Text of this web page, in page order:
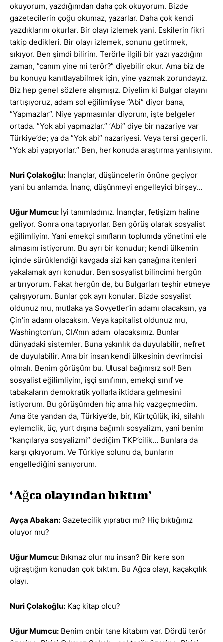
okuyorum, yazdığımdan daha çok okuyorum. Bizde
gazetecilerin çoğu okumaz, yazarlar. Daha çok kendi
yazdıklarını okurlar. Bir olayı izlemek yani. Eskilerin fikri
takip dedikleri. Bir olayı izlemek, sonunu getirmek,
sıkıyor. Ben şimdi bilirim. Terörle ilgili bir yazı yazdığım
zaman, ”canım yine mi terör?” diyebilir okur. Ama biz de
bu konuyu kanıtlayabilmek için, yine yazmak zorundayız.
Biz hep genel sözlere alışmışız. Diyelim ki Bulgar olayını
tartışıyoruz, adam sol eğilimliyse ”Abi” diyor bana,
”Yapmazlar”. Niye yapmasınlar diyorum, işte belgeler
ortada. ”Yok abi yapmazlar.” ”Abi” diye bir nazariye var
Türkiye’de; ya da ”Yok abi” nazariyesi. Veya tersi geçerli.
”Yok abi yapıyorlar.” Ben, her konuda araştırma yanlısıyım.
Nuri Çolakoğlu: İnançlar, düşüncelerin önüne geçiyor
yani bu anlamda. İnanç, düşünmeyi engelleyici birşey…
Uğur Mumcu: İyi tanımladınız. İnançlar, fetişizm haline
geliyor. Sonra ona tapıyorlar. Ben görüş olarak sosyalist
eğilimliyim. Yani emekçi sınıfların toplumda yönetimi ele
almasını istiyorum. Bu ayrı bir konudur; kendi ülkemin
içinde sürüklendiği kavgada sizi kan çanağına itenleri
yakalamak ayrı konudur. Ben sosyalist bilincimi hergün
artırıyorum. Fakat hergün de, bu Bulgarları teşhir etmeye
çalışıyorum. Bunlar çok ayrı konular. Bizde sosyalist
oldunuz mu, mutlaka ya Sovyetler’in adamı olacaksın, ya
Çin’in adamı olacaksın. Veya kapitalist oldunuz mu,
Washington’un, CIA’nın adamı olacaksınız. Bunlar
dünyadaki sistemler. Buna yakınlık da duyulabilir, nefret
de duyulabilir. Ama bir insan kendi ülkesinin devrimcisi
olmalı. Benim görüşüm bu. Ulusal bağımsız sol! Ben
sosyalist eğilimliyim, işçi sınıfının, emekçi sınıf ve
tabakaların demokratik yollarla iktidara gelmesini
istiyorum. Bu görüşümden hiç ama hiç vazgeçmedim.
Ama öte yandan da, Türkiye’de, bir, Kürtçülük, iki, silahlı
eylemclik, üç, yurt dışına bağımlı sosyalizm, yani benim
“kançılarya sosyalizmi” dediğim TKP’cilik… Bunlara da
karşı çıkıyorum. Ve Türkiye solunu da, bunların
engellediğini sanıyorum.
‘Ağca olayından bıktım’
Ayça Abakan: Gazetecilik yıpratıcı mı? Hiç bıktığınız
oluyor mu?
Uğur Mumcu: Bıkmaz olur mu insan? Bir kere son
uğraştığım konudan çok bıktım. Bu Ağca olayı, kaçakçılık
olayı.
Nuri Çolakoğlu: Kaç kitap oldu?
Uğur Mumcu: Benim onbir tane kitabım var. Dördü terör